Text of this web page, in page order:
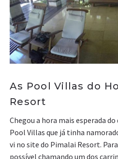
As Pool Villas do
Resort
Chegou a hora mais esperada
Pool Villas que já tinha
vi no site do Pimalai Resort.
possível chamando um dos